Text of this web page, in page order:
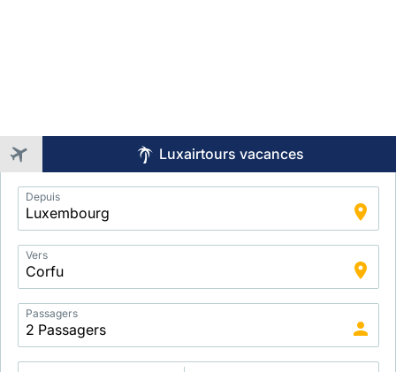
Luxairtours vacances
Application
Intelligent
Package
Search
Depuis
Vers
Passagers